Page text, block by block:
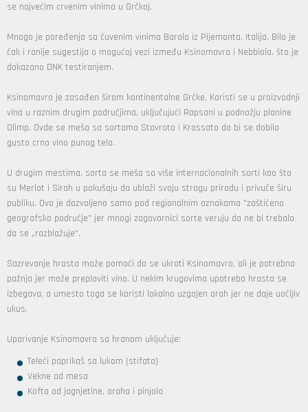
se najvećim crvenim vinima u Grčkoj.
Mnogo je poređenja sa čuvenim vinima Barolo iz Pijemonta, Italija. Bilo je
čak i ranije sugestija o mogućoj vezi između Ksinomavra i Nebbiola. što je
dokazano DNK testiranjem.
Ksinomavro je zasađen širom kontinentalne Grčke. Koristi se u proizvodnji
vina u raznim drugim područjima, uključujući Rapsani u podnožju planine
Olimp. Ovde se meša sa sortama Stavroto i Krassato da bi se dobilo
gusto crno vino punog tela.
U drugim mestima, sorta se meša sa više internacionalnih sorti kao što
su Merlot i Sirah u pokušaju da ublaži svoju strogu prirodu i privuče širu
publiku. Ovo je dozvoljeno samo pod regionalnim oznakama "zaštićeno
geografsko područje" jer mnogi zagovornici sorte veruju da ne bi trebalo
da se „razblažuje“.
Sazrevanje hrasta može pomoći da se ukroti Ksinomavro, ali je potrebna
pažnja jer može preplaviti vino. U nekim krugovima upotreba hrasta se
izbegava, a umesto toga se koristi lokalno uzgojen orah jer ne daje uočljiv
ukus.
Uparivanje Ksinomavra sa hranom uključuje:
Teleći paprikaš sa lukom (stifato)
Vekne od mesa
Kofta od jagnjetine, oraha i pinjola